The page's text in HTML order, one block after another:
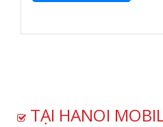
TẠI HANOI